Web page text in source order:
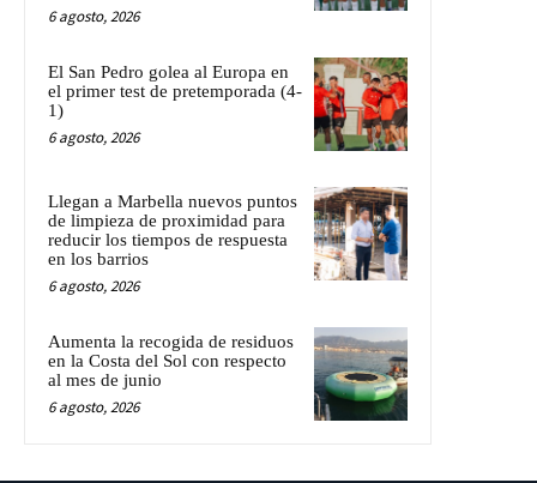
6 agosto, 2026
El San Pedro golea al Europa en
el primer test de pretemporada (4-
1)
6 agosto, 2026
Llegan a Marbella nuevos puntos
de limpieza de proximidad para
reducir los tiempos de respuesta
en los barrios
6 agosto, 2026
Aumenta la recogida de residuos
en la Costa del Sol con respecto
al mes de junio
6 agosto, 2026